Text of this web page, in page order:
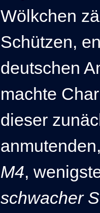
Wölkchen
Schützen,
deutschen
machte
dieser
M4,
schwacher